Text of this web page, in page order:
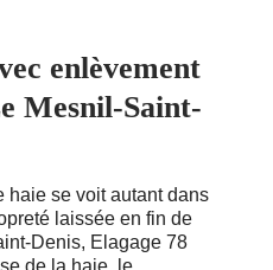
enlèvement
Mesnil-Saint-
haie se voit autant dans
laissée en fin de
Denis, Elagage 78